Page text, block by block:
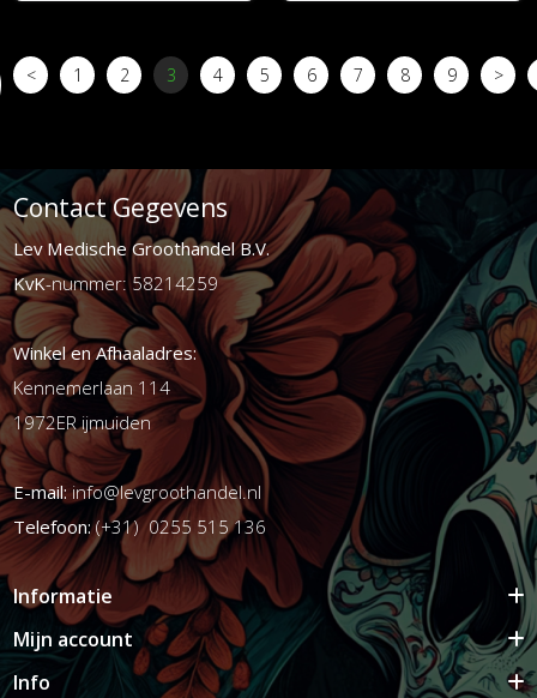
< 1 2 3 4 5 6 7 8 9 >
Contact Gegevens
Lev Medische Groothandel B.V.
KvK-nummer: 58214259
Winkel en Afhaaladres:
Kennemerlaan 114
1972ER ijmuiden
E-mail:info@levgroothandel.nl
Telefoon:(+31) 0255 515 136
Informatie
Mijn account
Info